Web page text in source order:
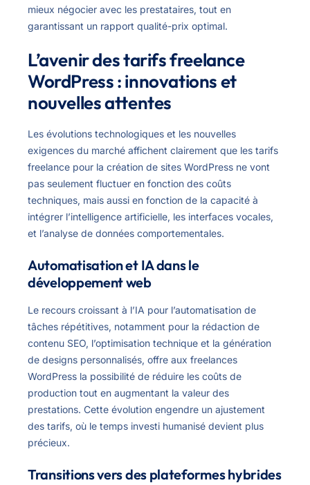
mieux négocier avec les prestataires, tout en
garantissant un rapport qualité-prix optimal.
L’avenir des tarifs freelance
WordPress : innovations et
nouvelles attentes
Les évolutions technologiques et les nouvelles
exigences du marché affichent clairement que les tarifs
freelance pour la création de sites WordPress ne vont
pas seulement fluctuer en fonction des coûts
techniques, mais aussi en fonction de la capacité à
intégrer l’intelligence artificielle, les interfaces vocales,
et l’analyse de données comportementales.
Automatisation et IA dans le
développement web
Le recours croissant à l’IA pour l’automatisation de
tâches répétitives, notamment pour la rédaction de
contenu SEO, l’optimisation technique et la génération
de designs personnalisés, offre aux freelances
WordPress la possibilité de réduire les coûts de
production tout en augmentant la valeur des
prestations. Cette évolution engendre un ajustement
des tarifs, où le temps investi humanisé devient plus
précieux.
Transitions vers des plateformes hybrides